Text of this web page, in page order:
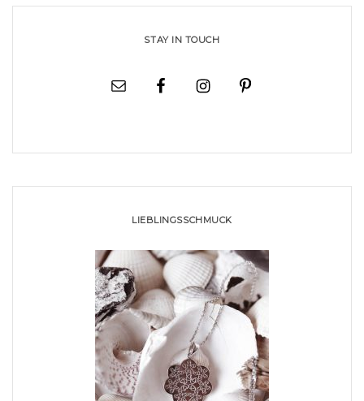
STAY IN TOUCH
LIEBLINGSSCHMUCK